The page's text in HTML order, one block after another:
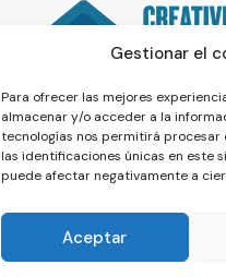
Gestionar el
Para ofrecer las mejores
almacenar y/o acceder a la
tecnologías nos permitirá
las identificaciones únicas en este
puede afectar negativamente a
Aceptar